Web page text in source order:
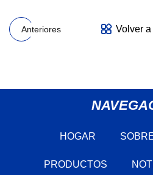
Anteriores Volver
HOGAR
PRODUCTOS